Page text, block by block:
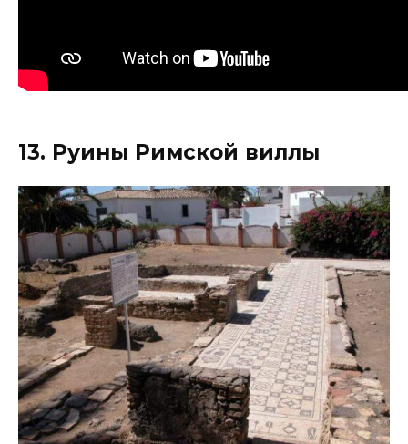
13. Руины Римской виллы